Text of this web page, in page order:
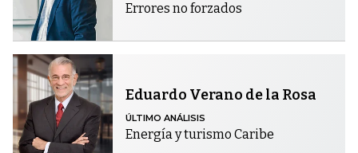
Errores no forzados
Eduardo Verano de la Rosa
ÚLTIMO ANÁLISIS
Energía y turismo Caribe